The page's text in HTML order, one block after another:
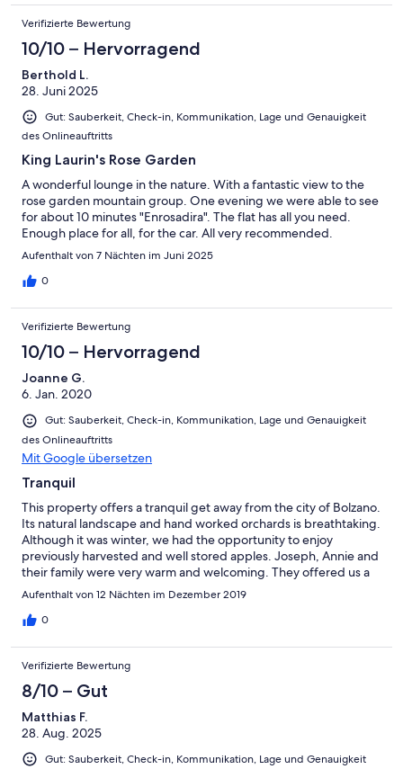
Verifizierte Bewertung
10/10 – Hervorragend
Berthold L.
28. Juni 2025
Gut: Sauberkeit, Check-in, Kommunikation, Lage und Genauigkeit
des Onlineauftritts
King Laurin's Rose Garden
A wonderful lounge in the nature. With a fantastic view to the
rose garden mountain group. One evening we were able to see
for about 10 minutes "Enrosadira". The flat has all you need.
Enough place for all, for the car. All very recommended.
Aufenthalt von 7 Nächten im Juni 2025
0
Verifizierte Bewertung
10/10 – Hervorragend
Joanne G.
6. Jan. 2020
Gut: Sauberkeit, Check-in, Kommunikation, Lage und Genauigkeit
des Onlineauftritts
Mit Google übersetzen
Tranquil
This property offers a tranquil get away from the city of Bolzano.
Its natural landscape and hand worked orchards is breathtaking.
Although it was winter, we had the opportunity to enjoy
previously harvested and well stored apples. Joseph, Annie and
their family were very warm and welcoming. They offered us a
glimpse of their culture and lifestyle which to us, is always a
Aufenthalt von 12 Nächten im Dezember 2019
0
Verifizierte Bewertung
8/10 – Gut
Matthias F.
28. Aug. 2025
Gut: Sauberkeit, Check-in, Kommunikation, Lage und Genauigkeit